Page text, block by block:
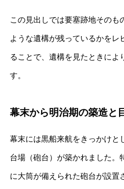
この見出しでは要塞跡地そのも
ような遺構が残っているかをレ
ることで、遺構を見たときによ
す。
幕末から明治期の築造と
幕末には黒船来航をきっかけと
台場（砲台）が築かれました。
に大筒が備えられた砲台が設置